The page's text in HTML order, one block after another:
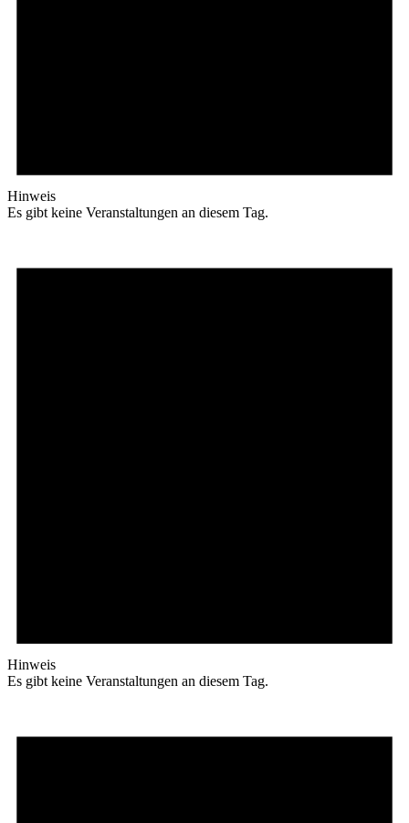
Hinweis
Es gibt keine Veranstaltungen an diesem Tag.
Hinweis
Es gibt keine Veranstaltungen an diesem Tag.